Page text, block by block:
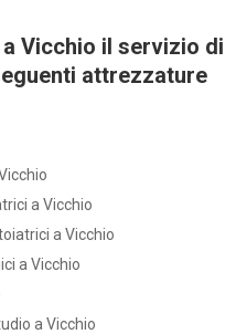
Vicchio il servizio di
attrezzature
a Vicchio
a Vicchio
a Vicchio
a Vicchio